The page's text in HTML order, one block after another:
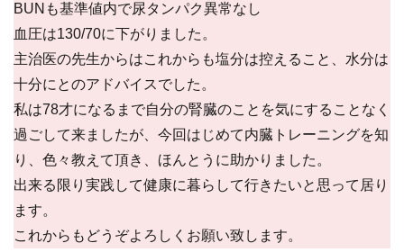
BUNも基準値内で尿タンパク異常なし
血圧は130/70に下がりました。
主治医の先生からはこれからも塩分は控えること、水分は
十分にとのアドバイスでした。
私は78才になるまで自分の腎臓のことを気にすることなく
過ごして来ましたが、今回はじめて内臓トレーニングを知
り、色々教えて頂き、ほんとうに助かりました。
出来る限り実践して健康に暮らして行きたいと思って居り
ます。
これからもどうぞよろしくお願い致します。